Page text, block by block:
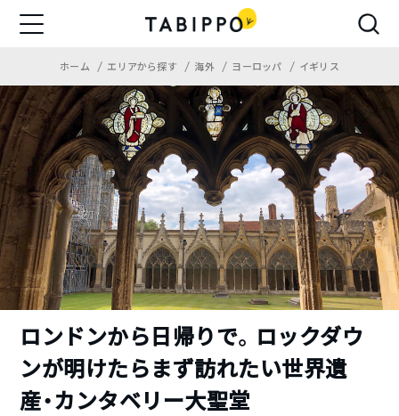
ホーム エリアから探す 海外 ヨーロッパ イギリス
ロンドンから日帰りで。ロックダウ
ンが明けたらまず訪れたい世界遺
産・カンタベリー大聖堂